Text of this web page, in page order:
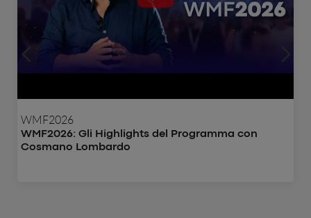
WMF2026
WMF2026: Gli Highlights del Programma con
Cosmano Lombardo